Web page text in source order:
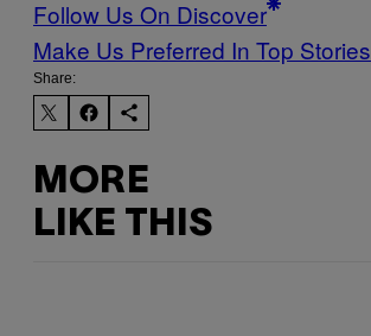
Follow Us On Discover
Make Us Preferred In Top Stories
Share:
MORE
LIKE THIS